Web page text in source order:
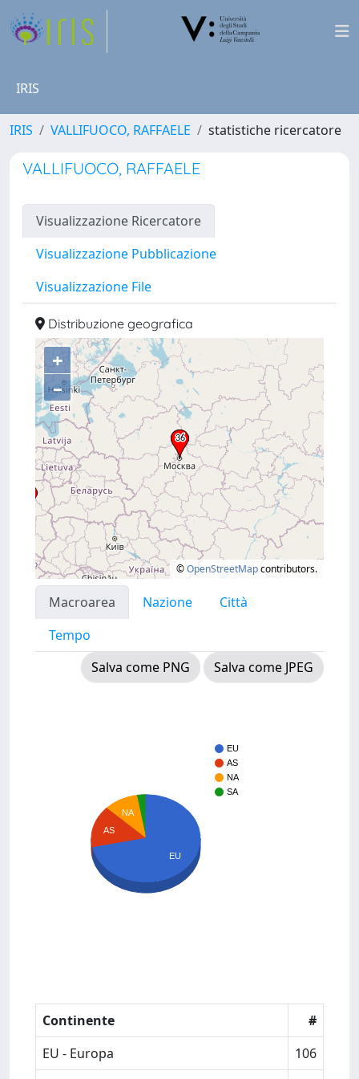
IRIS
IRIS VALLIFUOCO, RAFFAELE statistiche ricercatore
VALLIFUOCO, RAFFAELE
Visualizzazione Ricercatore
Visualizzazione Pubblicazione
Visualizzazione File
Distribuzione geografica
+
–
©OpenStreetMapcontributors.
Macroarea Nazione
Città
Tempo
Salva come PNG
Salva come JPEG
EU
AS
NA
SA
NA
AS
EU
Continente
#
EU - Europa
106